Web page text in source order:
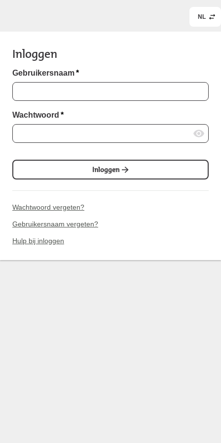
NL
Inloggen
Gebruikersnaam*
Wachtwoord *
Inloggen
Wachtwoord vergeten?
Gebruikersnaam vergeten?
Hulp bij inloggen